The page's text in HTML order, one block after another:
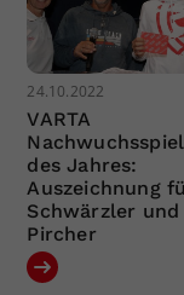
24.10.2022
VARTA
des Jahres:
Auszeichnung
Schwärzler und
Pircher